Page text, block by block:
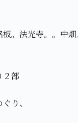
。法光寺。。中
２部
り、